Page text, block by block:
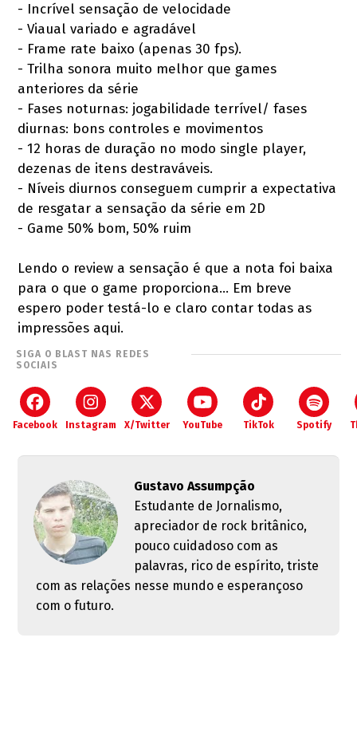
- Incrível sensação de velocidade
- Viaual variado e agradável
- Frame rate baixo (apenas 30 fps).
- Trilha sonora muito melhor que games
anteriores da série
- Fases noturnas: jogabilidade terrível/ fases
diurnas: bons controles e movimentos
- 12 horas de duração no modo single player,
dezenas de itens destraváveis.
- Níveis diurnos conseguem cumprir a expectativa
de resgatar a sensação da série em 2D
- Game 50% bom, 50% ruim
Lendo o review a sensação é que a nota foi baixa
para o que o game proporciona... Em breve
espero poder testá-lo e claro contar todas as
impressões aqui.
SIGA O BLAST NAS REDES
SOCIAIS
Facebook Instagram X/Twitter YouTube TikTok Spotify
Gustavo Assumpção
Estudante de Jornalismo,
apreciador de rock britânico,
pouco cuidadoso com as
palavras, rico de espírito, triste
com as relações nesse mundo e esperançoso
com o futuro.